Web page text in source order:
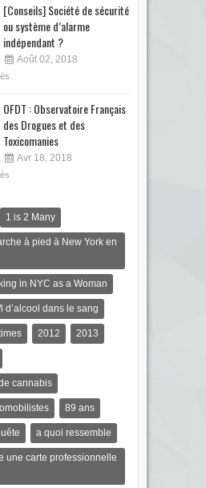
[Conseils] Société de sécurité
ou système d’alarme
indépendant ?
Août 02, 2018
OFDT : Observatoire Français
des Drogues et des
Toxicomanies
Avr 18, 2018
1 is 2 Many
à pied à New York en
in NYC as a Woman
d’alcool dans le sang
2012 2013
cannabis
89 ans
a quoi ressemble
une carte professionnelle